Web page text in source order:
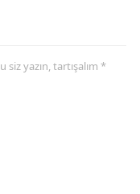
yazın, tartışalım *